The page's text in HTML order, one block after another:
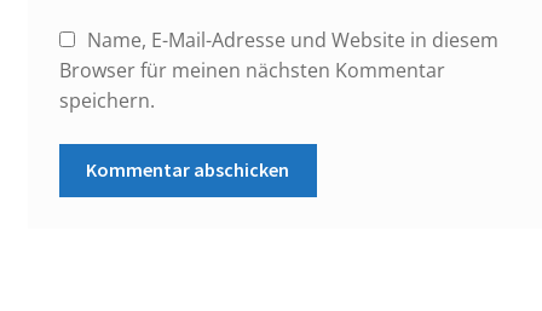
Name, E-Mail-Adresse und Website in diesem
Browser für meinen nächsten Kommentar
speichern.